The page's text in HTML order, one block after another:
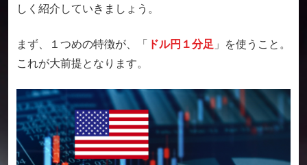
しく紹介していきましょう。
まず、１つめの特徴が、「 ドル円１分足 」を使うこと。
これが大前提となります。